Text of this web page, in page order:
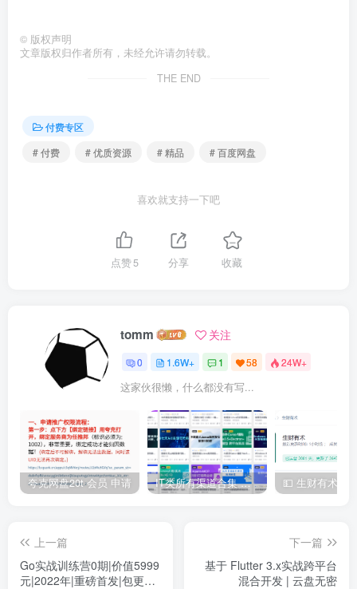
© 版权声明
文章版权归作者所有，未经允许请勿转载。
THE END
付费专区
# 付费
# 优质资源 # 精品 # 百度网盘
喜欢就支持一下吧
点赞5 分享 收藏
tomm 关注
0 1.6W+ 1 58 24W+
这家伙很懒，什么都没有写...
夸克网盘20t 会员 申请 IT类所有渠道合集 持续日更，目前近四千多条资源 年费用户微信私信获取权限
上一篇
Go实战训练营0期|价值5999
元|2022年|重磅首发|包更新|
下一篇
基于 Flutter 3.x实战跨平台
混合开发 | 云盘无密